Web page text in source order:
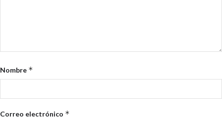
Nombre *
Correo electrónico *